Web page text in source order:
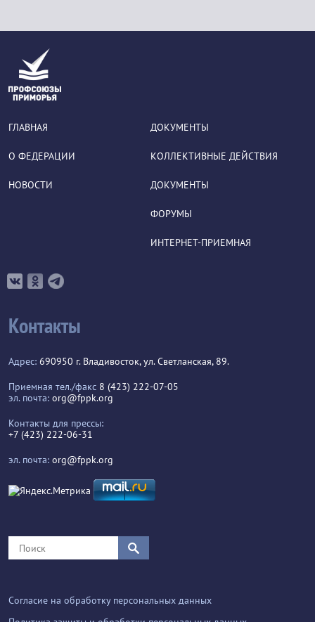
ГЛАВНАЯ
О ФЕДЕРАЦИИ
НОВОСТИ
ДОКУМЕНТЫ
КОЛЛЕКТИВНЫЕ ДЕЙСТВИЯ
ДОКУМЕНТЫ
ФОРУМЫ
ИНТЕРНЕТ-ПРИЕМНАЯ
Контакты
Адрес: 690950 г. Владивосток, ул. Светланская, 89.
Приемная тел./факс 8 (423) 222-07-05
эл. почта: org@fppk.org
Контакты для прессы:
+7 (423) 222-06-31
эл. почта: org@fppk.org
Согласие на обработку персональных данных